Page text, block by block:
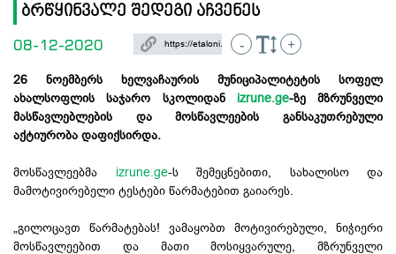
ბრწყინვალე შედეგი აჩვენეს
08-12-2020 - +
26 ნოემბერს ხელვაჩაურის მუნიციპალიტეტის სოფელ
ახალსოფლის საჯარო სკოლიდან izrune.ge-ზე მზრუნველი
მასწავლებლების და მოსწავლეების განსაკუთრებული
აქტიურობა დაფიქსირდა.
მოსწავლეებმა izrune.ge-ს შემეცნებითი, სახალისო და
მამოტივირებელი ტესტები წარმატებით გაიარეს.
„გილოცავთ წარმატებას! ვამაყობთ მოტივირებული, ნიჭიერი
მოსწავლეებით და მათი მოსიყვარულე, მზრუნველი